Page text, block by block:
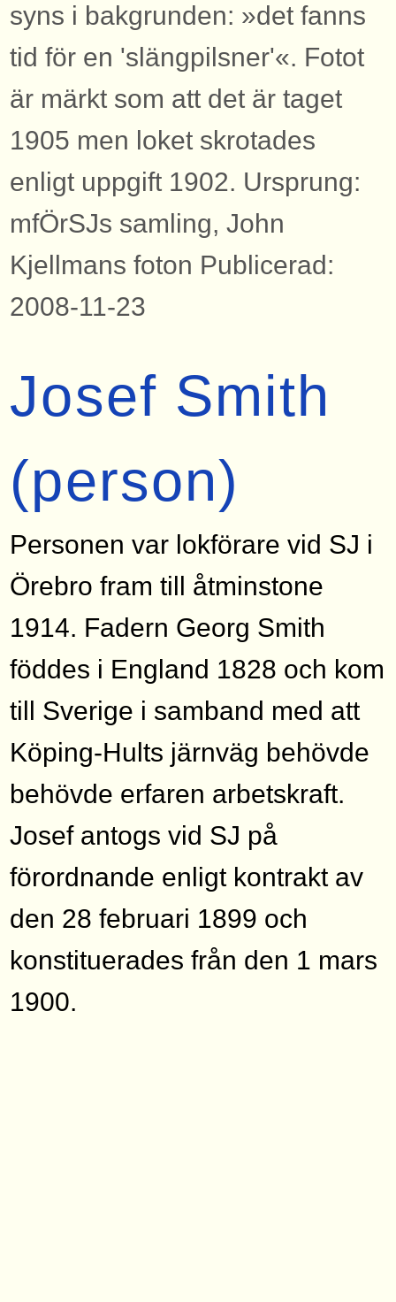
syns i bakgrunden: »det fanns
tid för en 'slängpilsner'«. Fotot
är märkt som att det är taget
1905 men loket skrotades
enligt uppgift 1902. Ursprung:
mfÖrSJs samling, John
Kjellmans foton Publicerad:
2008-11-23
Josef Smith
(person)
Personen var lokförare vid SJ i
Örebro fram till åtminstone
1914. Fadern Georg Smith
föddes i England 1828 och kom
till Sverige i samband med att
Köping-Hults järnväg behövde
behövde erfaren arbetskraft.
Josef antogs vid SJ på
förordnande enligt kontrakt av
den 28 februari 1899 och
konstituerades från den 1 mars
1900.